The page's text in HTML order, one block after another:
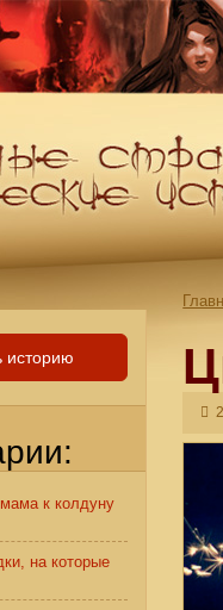
историю
к колдуну
на которые